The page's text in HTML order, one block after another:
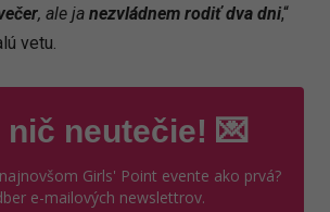
, ale ja nezvládnem rodiť dva dni,“
vetu.
nič neutečie! 💌
Girls' Point evente ako prvá?
e-mailových newslettrov.